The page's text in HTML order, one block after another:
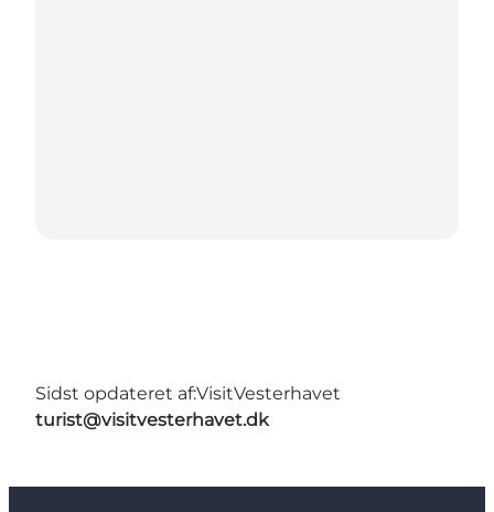
Sidst opdateret af:VisitVesterhavet
turist@visitvesterhavet.dk